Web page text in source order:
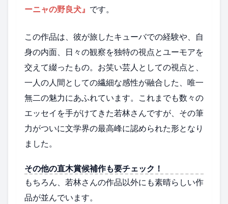
ーニャの野良犬』 です。
この作品は、彼が旅したキューバでの経験や、自
身の内面、日々の観察を独特の視点とユーモアを
交えて綴ったもの。お笑い芸人としての視点と、
一人の人間としての繊細な感性が融合した、唯一
無二の魅力にあふれています。これまでも数々の
エッセイを手がけてきた若林さんですが、その筆
力がついに文学界の最高峰に認められた形となり
ました。
その他の直木賞候補作も要チェック！
もちろん、若林さんの作品以外にも素晴らしい作
品が並んでいます。